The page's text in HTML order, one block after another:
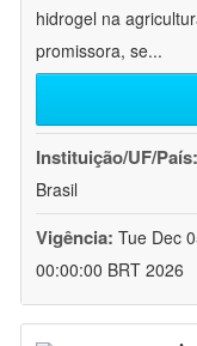
hidrogel na
promissora, se...
Instituição/UF/País:
Brasil
Vigência: Tue Dec
00:00:00 BRT 2026